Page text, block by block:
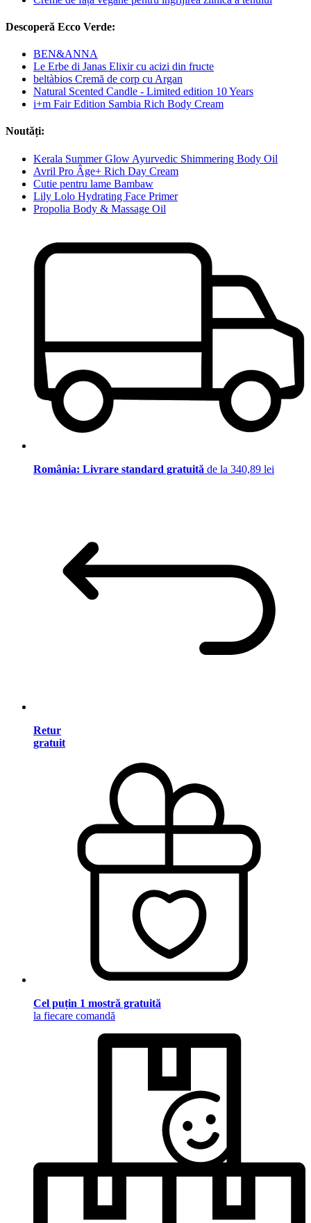
Descoperă Ecco Verde:
BEN&ANNA
Le Erbe di Janas Elixir cu acizi din fructe
beltàbios Cremă de corp cu Argan
Natural Scented Candle - Limited edition 10 Years
i+m Fair Edition Sambia Rich Body Cream
Noutăți:
Kerala Summer Glow Ayurvedic Shimmering Body Oil
Avril Pro Âge+ Rich Day Cream
Cutie pentru lame Bambaw
Lily Lolo Hydrating Face Primer
Propolia Body & Massage Oil
România: Livrare standard gratuită de la 340,89 lei
Retur
gratuit
Cel puțin 1 mostră gratuită
la fiecare comandă